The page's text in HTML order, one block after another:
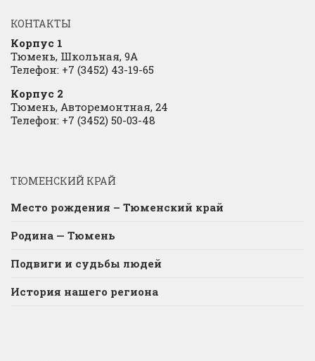
КОНТАКТЫ
Корпус 1
Тюмень, Школьная, 9А
Телефон: +7 (3452) 43-19-65
Корпус 2
Тюмень, Авторемонтная, 24
Телефон: +7 (3452) 50-03-48
ТЮМЕНСКИЙ КРАЙ
Место рождения – Тюменский край
Родина — Тюмень
Подвиги и судьбы людей
История нашего региона